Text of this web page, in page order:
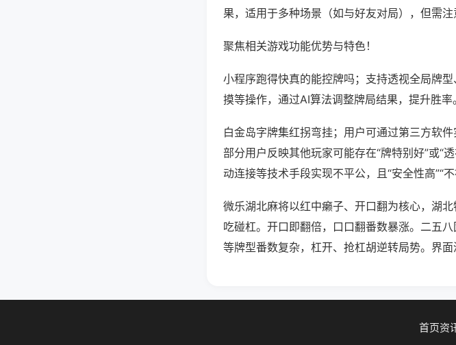
果，适用于多种场景（如与好友对局），但需注
聚焦相关游戏功能优势与特色！
小程序跑得快真的能控牌吗；支持透视全局牌
摸等操作，通过AI算法调整牌局结果，提升胜率。
白金岛字牌集红拐弯挂；用户可通过第三方软件
部分用户反映其他玩家可能存在“牌特别好”或“
动连接等技术手段实现不平公，且“安全性高”“不
微乐湖北麻将以红中癞子、开口翻为核心，湖
吃碰杠。开口即翻倍，口口翻番数暴涨。二五
等牌型番数复杂，杠开、抢杠胡逆转局势。界
首页资